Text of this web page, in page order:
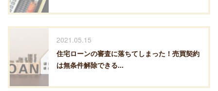
2021.05.15
住宅ローンの審査に落ちてしまった！売買契約
は無条件解除できる...